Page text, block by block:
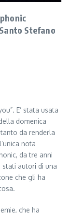
Stefano
E’ stata usata
domenica
da renderla
nota
da tre anni
autori di una
che gli ha
che ha